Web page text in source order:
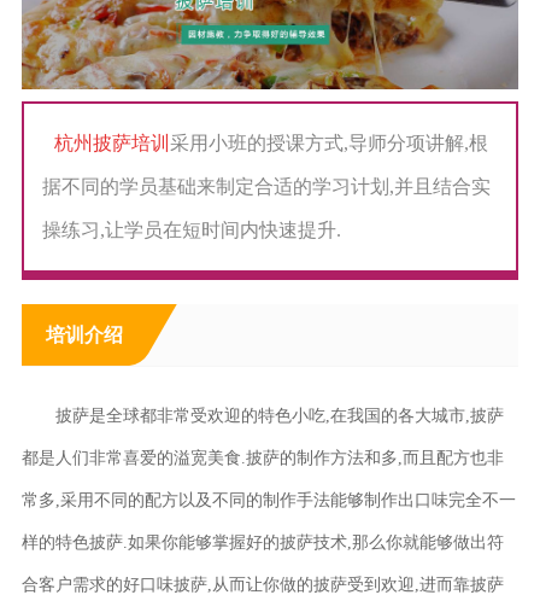
杭州披萨培训 采用小班的授课方式,导师分项讲解,根
据不同的学员基础来制定合适的学习计划,并且结合实
操练习,让学员在短时间内快速提升.
培训介绍
披萨是全球都非常受欢迎的特色小吃,在我国的各大城市,披萨
都是人们非常喜爱的溢宽美食.披萨的制作方法和多,而且配方也非
常多,采用不同的配方以及不同的制作手法能够制作出口味完全不一
样的特色披萨.如果你能够掌握好的披萨技术,那么你就能够做出符
合客户需求的好口味披萨,从而让你做的披萨受到欢迎,进而靠披萨